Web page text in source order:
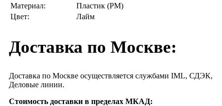
Материал:
Пластик (PM)
Цвет:
Лайм
Доставка по Москве:
Доставка по Москве осуществляется службами IML, СДЭК,
Деловые линии.
Стоимость доставки в пределах МКАД: